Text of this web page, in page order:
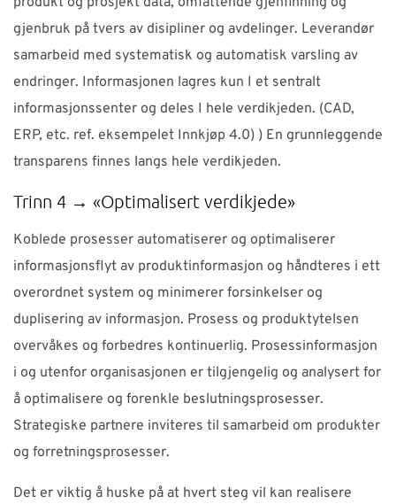
gjenbruk på tvers av disipliner og avdelinger. Leverandør
samarbeid med systematisk og automatisk varsling av
endringer. Informasjonen lagres kun I et sentralt
informasjonssenter og deles I hele verdikjeden. (CAD,
ERP, etc. ref. eksempelet Innkjøp 4.0) ) En grunnleggende
transparens finnes langs hele verdikjeden.
Trinn 4 → «Optimalisert verdikjede»
Koblede prosesser automatiserer og optimaliserer
informasjonsflyt av produktinformasjon og håndteres i ett
overordnet system og minimerer forsinkelser og
duplisering av informasjon. Prosess og produktytelsen
overvåkes og forbedres kontinuerlig. Prosessinformasjon
i og utenfor organisasjonen er tilgjengelig og analysert for
å optimalisere og forenkle beslutningsprosesser.
Strategiske partnere inviteres til samarbeid om produkter
og forretningsprosesser.
Det er viktig å huske på at hvert steg vil kan realisere